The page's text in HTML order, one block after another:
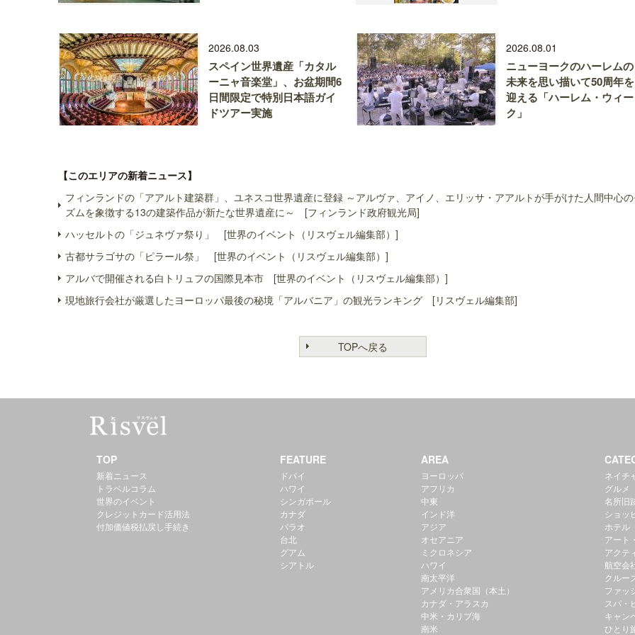
2026.08.03
スペイン世界遺産「カタル
ーニャ音楽堂」、お盆期間6
日間限定で特別日本語ガイ
ドツアー実施
2026.08.01
ニューヨークのハーレムの
未来を思い描いて50周年を
迎える「ハーレム・ウィー
ク」
【このエリアの新着ニュース】
フィンランドの「アアルト建築群」、ユネスコ世界遺産に登録 ～アルヴァ、アイノ、エリッサ・アアルトが手がけた人間中心
ズムを象徴する13の建築作品が新たな世界遺産に～ [フィンランド政府観光局]
ハッセルトの「ジュネヴァ祭り」 [世界のイベント（リスヴェル編集部）]
古都サラゴサの「ピラール祭」 [世界のイベント（リスヴェル編集部）]
アルバで開催される白トリュフの国際見本市 [世界のイベント（リスヴェル編集部）]
現地旅行会社が厳選したヨーロッパ最後の秘境「アルバニア」の観光ランキング [リスヴェル編集部]
TOPへ戻る
TOP
新着ニュース
トラベルコラム
世界のイベント
クレジットカード活用法
付加価値税払戻し手続き
FEATURE
ドバイ
ハワイ
シンガポール
カナダ
パラオ
台北
グアム
シアトル
AREA
ヨーロッパ
アフリカ
中東
インド洋
アジア
オセアニア
ミクロネシア
ハワイ
南太平洋
アメリカ合衆国（本土）
カナダ・アラスカ
中米・カリブ海
南米
ネイチ
グルメ
名所旧
ショッ
ホテル
アート
アクテ
航空会
クルー
ファッ
スパ・
キャン
ひとり